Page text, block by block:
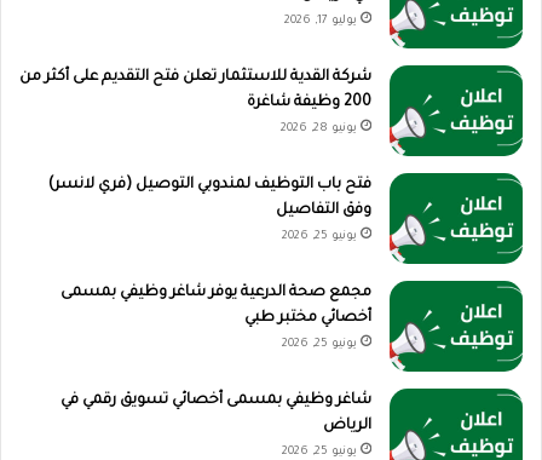
يوليو 17, 2026
شركة القدية للاستثمار تعلن فتح التقديم على أكثر من
200 وظيفة شاغرة
يونيو 28, 2026
فتح باب التوظيف لمندوبي التوصيل (فري لانسر)
وفق التفاصيل
يونيو 25, 2026
مجمع صحة الدرعية يوفر شاغر وظيفي بمسمى
أخصائي مختبر طبي
يونيو 25, 2026
شاغر وظيفي بمسمى أخصائي تسويق رقمي في
الرياض
يونيو 25, 2026